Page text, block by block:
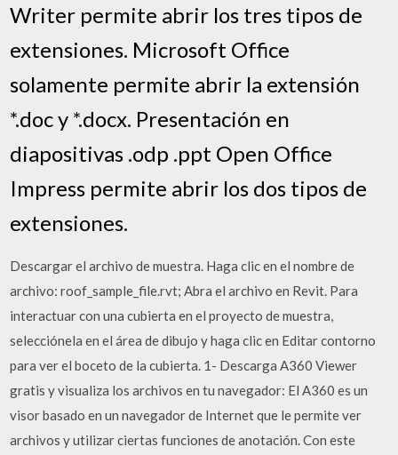
Writer permite abrir los tres tipos de
extensiones. Microsoft Office
solamente permite abrir la extensión
*.doc y *.docx. Presentación en
diapositivas .odp .ppt Open Office
Impress permite abrir los dos tipos de
extensiones.
Descargar el archivo de muestra. Haga clic en el nombre de
archivo: roof_sample_file.rvt; Abra el archivo en Revit. Para
interactuar con una cubierta en el proyecto de muestra,
selecciónela en el área de dibujo y haga clic en Editar contorno
para ver el boceto de la cubierta. 1- Descarga A360 Viewer
gratis y visualiza los archivos en tu navegador: El A360 es un
visor basado en un navegador de Internet que le permite ver
archivos y utilizar ciertas funciones de anotación. Con este